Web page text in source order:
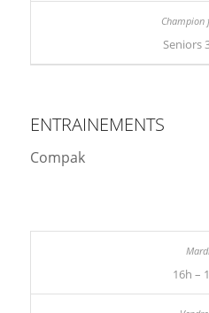
Seniors
ENTRAINEMENTS
Compak
16h –